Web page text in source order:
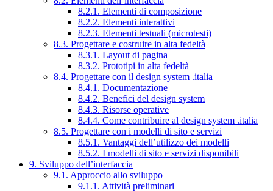
8.2.1. Elementi di composizione
8.2.2. Elementi interattivi
8.2.3. Elementi testuali (microtesti)
8.3. Progettare e costruire in alta fedeltà
8.3.1. Layout di pagina
8.3.2. Prototipi in alta fedeltà
8.4. Progettare con il design system .italia
8.4.1. Documentazione
8.4.2. Benefici del design system
8.4.3. Risorse operative
8.4.4. Come contribuire al design system .italia
8.5. Progettare con i modelli di sito e servizi
8.5.1. Vantaggi dell’utilizzo dei modelli
8.5.2. I modelli di sito e servizi disponibili
9. Sviluppo dell’interfaccia
9.1. Approccio allo sviluppo
9.1.1. Attività preliminari